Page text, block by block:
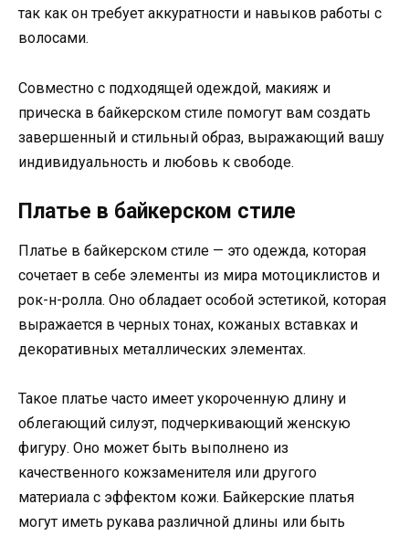
так как он требует аккуратности и навыков работы с
волосами.
Совместно с подходящей одеждой, макияж и
прическа в байкерском стиле помогут вам создать
завершенный и стильный образ, выражающий вашу
индивидуальность и любовь к свободе.
Платье в байкерском стиле
Платье в байкерском стиле — это одежда, которая
сочетает в себе элементы из мира мотоциклистов и
рок-н-ролла. Оно обладает особой эстетикой, которая
выражается в черных тонах, кожаных вставках и
декоративных металлических элементах.
Такое платье часто имеет укороченную длину и
облегающий силуэт, подчеркивающий женскую
фигуру. Оно может быть выполнено из
качественного кожзаменителя или другого
материала с эффектом кожи. Байкерские платья
могут иметь рукава различной длины или быть